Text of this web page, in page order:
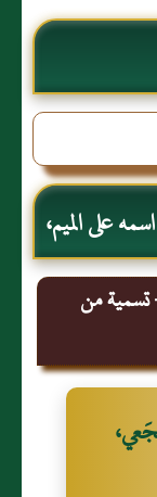
على الميم،
تسمية من